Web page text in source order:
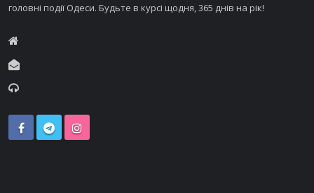
головні події Одеси. Будьте в курсі щодня, 365 днів на рік!